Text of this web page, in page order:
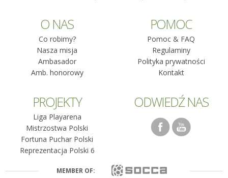
O NAS
Co robimy?
Nasza misja
Ambasador
Amb. honorowy
POMOC
Pomoc & FAQ
Regulaminy
Polityka prywatności
Kontakt
PROJEKTY
Liga Playarena
Mistrzostwa Polski
Fortuna Puchar Polski
Reprezentacja Polski 6
ODWIEDŹ NAS
MEMBER OF: